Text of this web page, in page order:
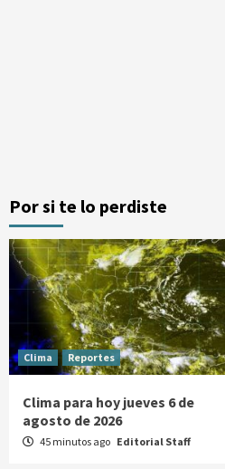
Por si te lo perdiste
Clima Reportes
Clima para hoy jueves 6 de
agosto de 2026
45 minutos ago Editorial Staff